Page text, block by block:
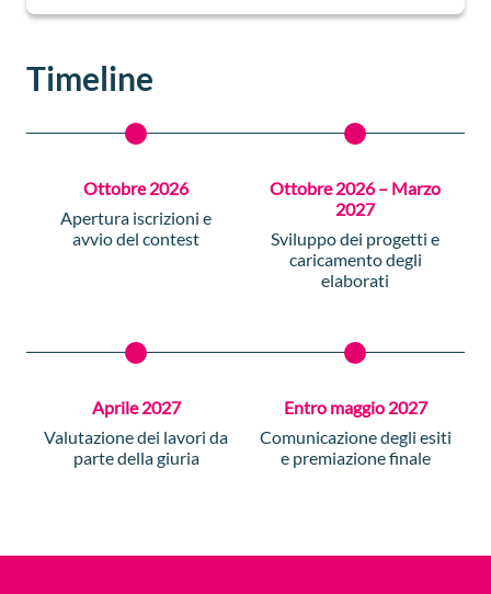
Timeline
Ottobre 2026
Apertura iscrizioni e
avvio del contest
Ottobre 2026 – Marzo
2027
Sviluppo dei progetti e
caricamento degli
elaborati
Aprile 2027
Valutazione dei lavori da
parte della giuria
Entro maggio 2027
Comunicazione degli esiti
e premiazione finale